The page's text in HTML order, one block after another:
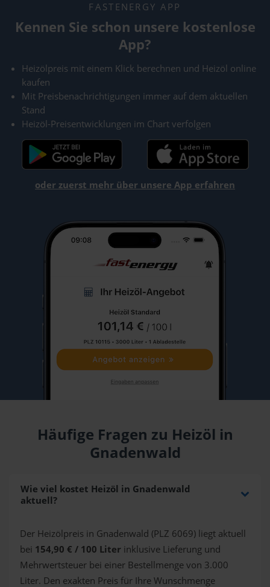
FASTENERGY APP
Kennen Sie schon unsere kostenlose
App?
Heizölpreis mit einem Klick berechnen und Heizöl online
kaufen
Mit Preisbenachrichtigungen immer auf dem aktuellen
Stand
Heizöl-Preisentwicklungen im Chart verfolgen
oder zuerst mehr über unsere App erfahren
Häufige Fragen zu Heizöl in
Gnadenwald
Wie viel kostet Heizöl in Gnadenwald
aktuell?
Der Heizölpreis in Gnadenwald (PLZ 6069) liegt aktuell
bei 154,90 € / 100 Liter inklusive Lieferung und
Mehrwertsteuer bei einer Bestellmenge von 3.000
Liter. Den exakten Preis für Ihre Wunschmenge